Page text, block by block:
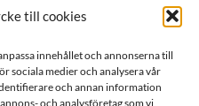
till cookies
innehållet och annonserna till
sociala medier och analysera vår
och annan information
och analysföretag som vi